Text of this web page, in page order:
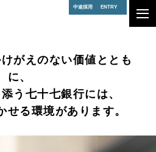
けがえのない価値ととも
に、
う七十七銀行には、
せる環境があります。
中途採用 ENTRY